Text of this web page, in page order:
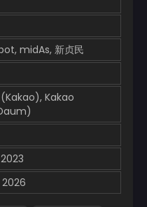
midAs, 新贞民
Kakao